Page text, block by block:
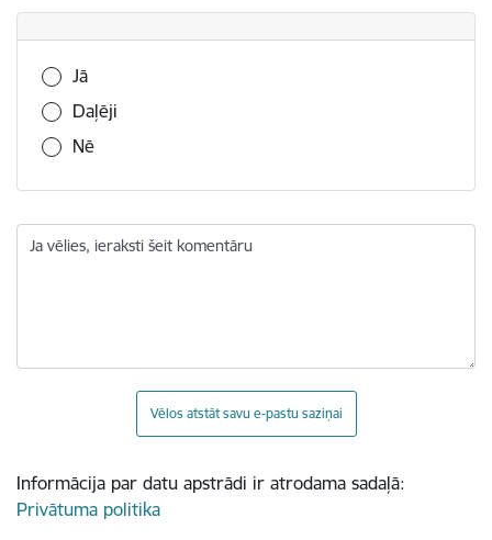
Vai šī informācija bija noderīga?
Jā
Daļēji
Nē
Ja vēlies, ieraksti šeit komentāru
Vēlos atstāt savu e-pastu saziņai
Informācija par datu apstrādi ir atrodama sadaļā:
Privātuma politika